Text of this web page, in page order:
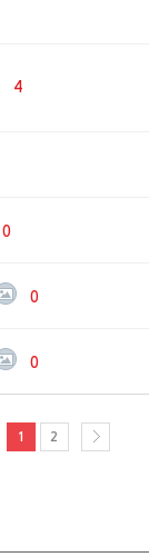
4
0
0
0
1 2